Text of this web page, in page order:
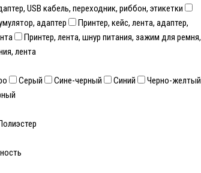
USB кабель, переходник, риббон, этикетки
адаптер
Принтер, кейс, лента, адаптер,
Принтер, лента, шнур питания, зажим для ремня,
лента
Серый Сине-черный Синий
Черно-желтый